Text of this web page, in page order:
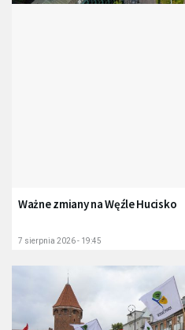
Ważne zmiany na Węźle Hucisko
7 sierpnia 2026 - 19:45